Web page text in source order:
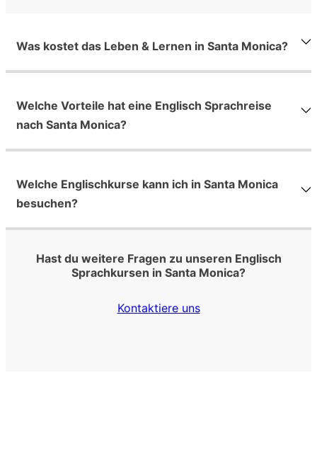
Was kostet das Leben & Lernen in Santa Monica?
Welche Vorteile hat eine Englisch Sprachreise
nach Santa Monica?
Welche Englischkurse kann ich in Santa Monica
besuchen?
Hast du weitere Fragen zu unseren Englisch
Sprachkursen in Santa Monica?
Kontaktiere uns